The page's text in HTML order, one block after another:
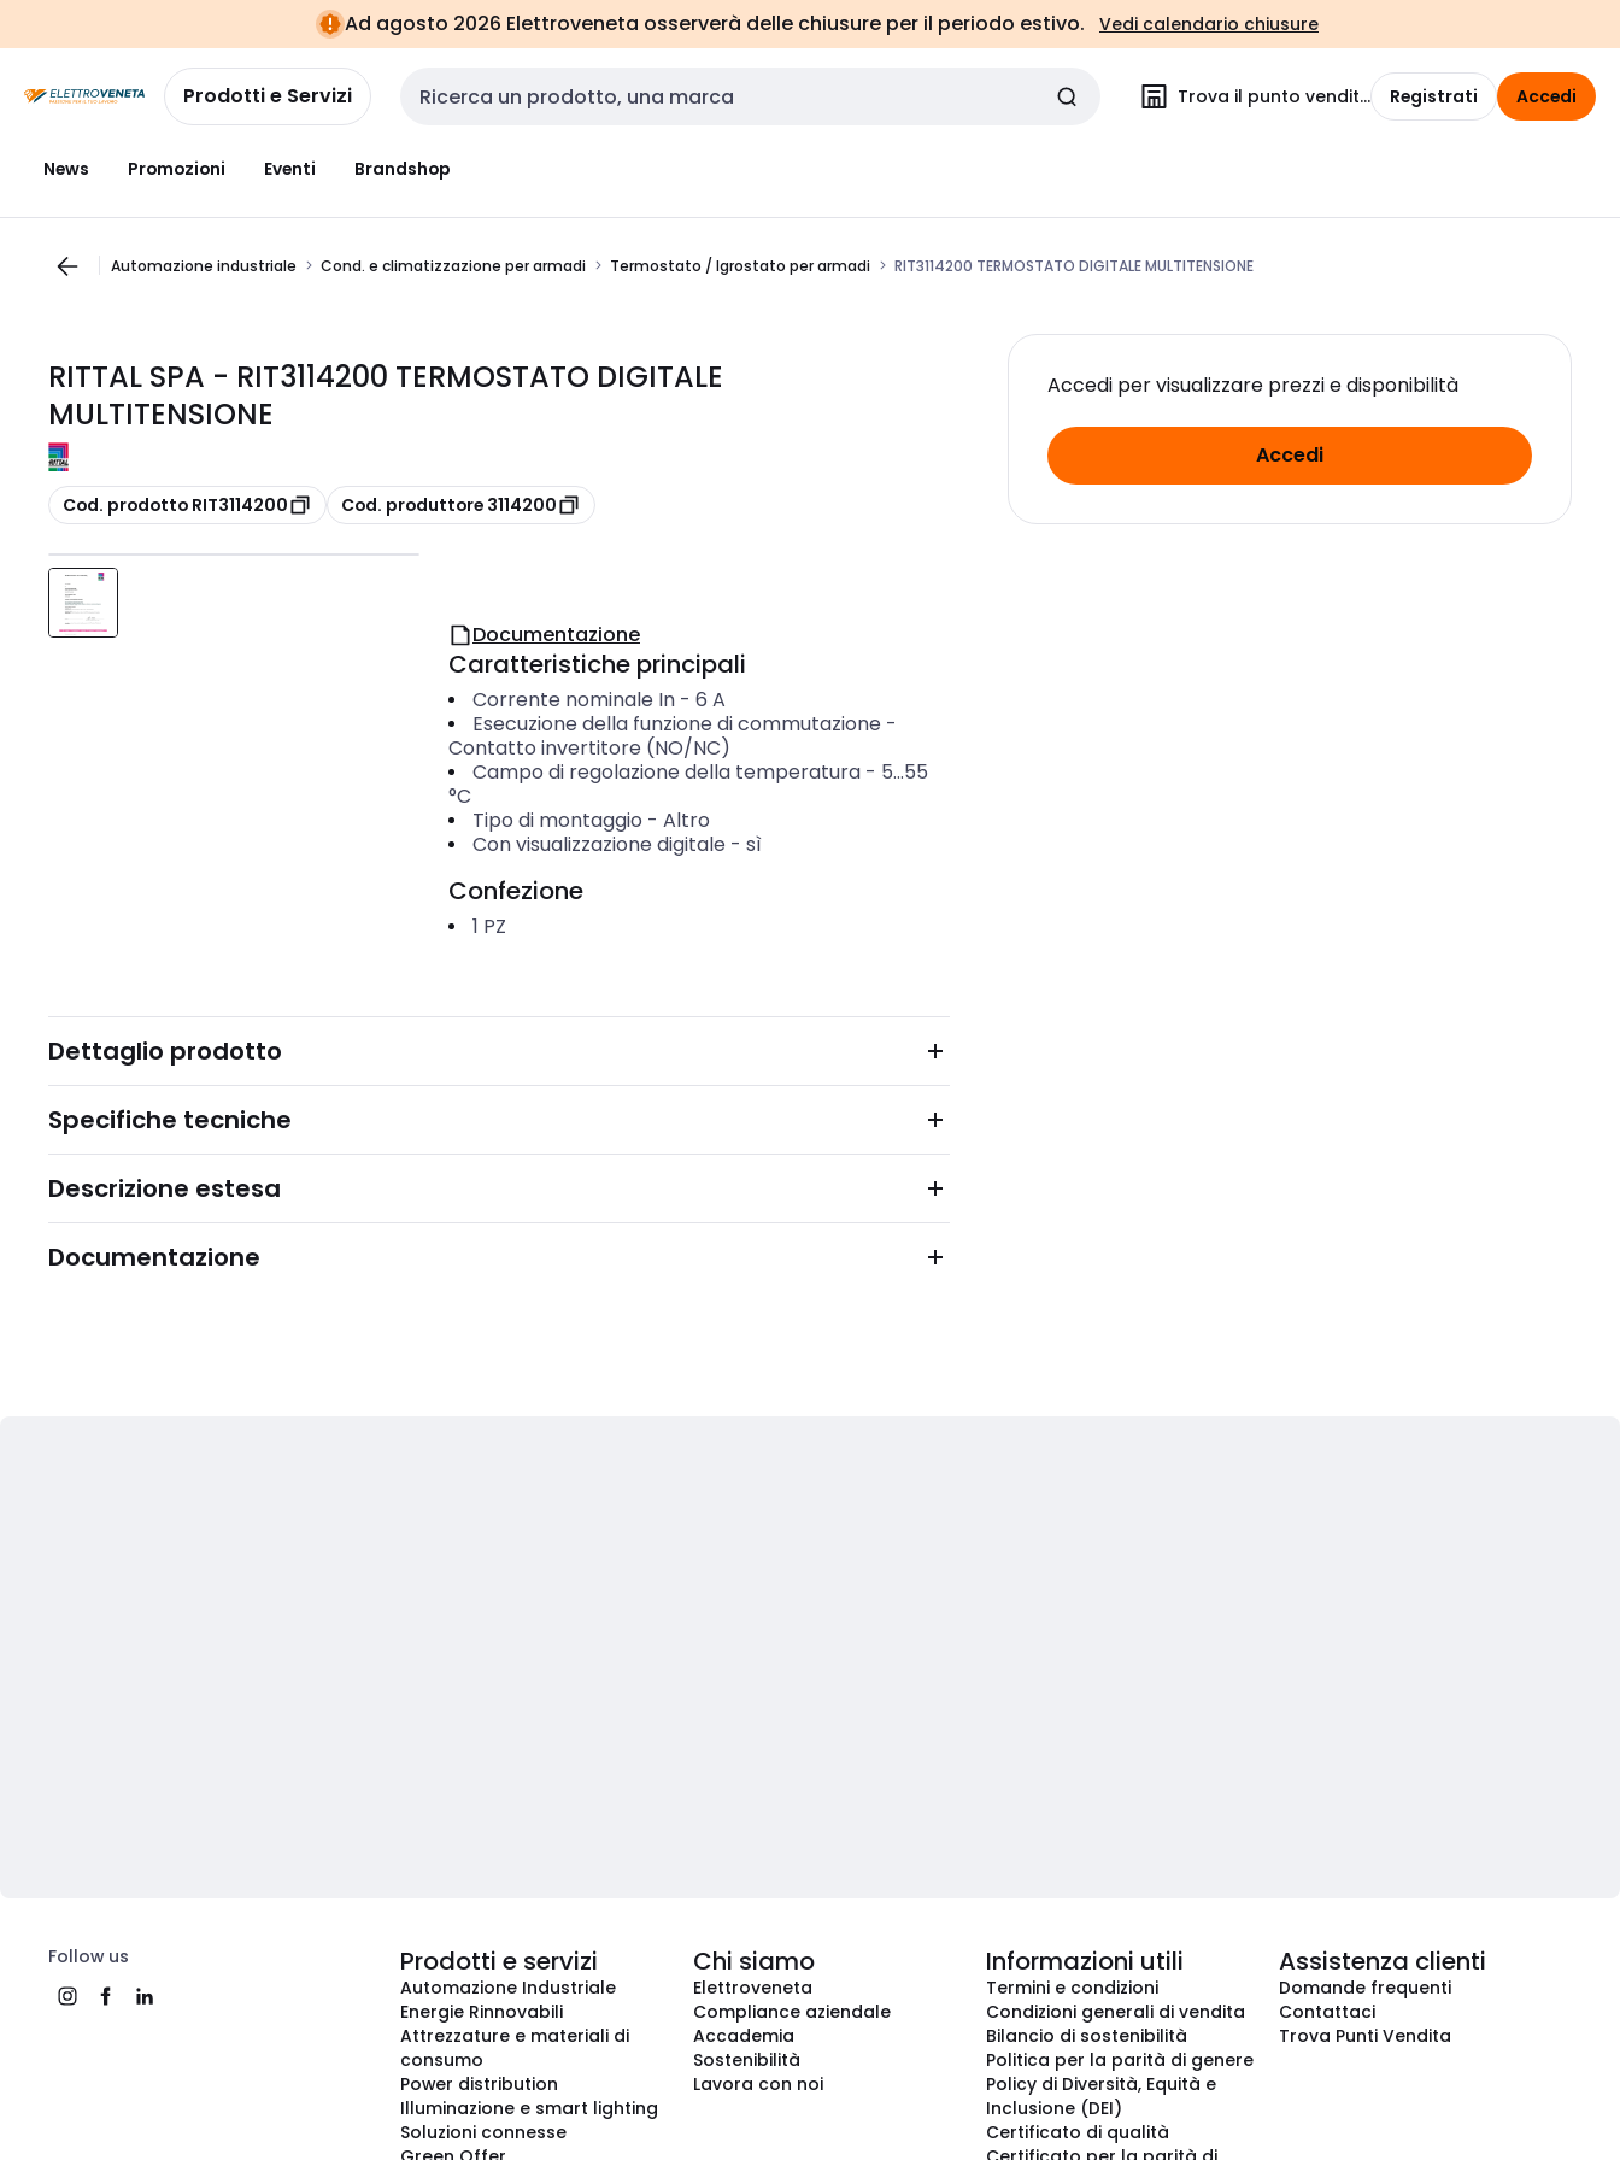
navigazionealla
pagina
Ad agosto 2026 Elettroveneta osserverà delle chiusure per il periodo estivo. Vedi calendario chiusure
Prodotti e Servizi Cerca input Trova il punto vendita Registrati Accedi
News Promozioni Eventi Brandshop
Automazione industriale Cond. e climatizzazione per armadi Termostato / Igrostato per armadi RIT3114200 TERMOSTATO DIGITALE MULTITENSIONE
RITTAL SPA - RIT3114200 TERMOSTATO DIGITALE
MULTITENSIONE
copia
Cod. prodotto RIT3114200 copia
Cod. produttore 3114200
Accedi per visualizzare prezzi e disponibilità
Accedi
Documentazione
Caratteristiche principali
Corrente nominale In- 6 A
Esecuzione della funzione di commutazione -
Contatto invertitore (NO/NC)
Campo di regolazione della temperatura- 5...55
°C
Tipo di montaggio - Altro
Con visualizzazione digitale - sì
Confezione
1 PZ
Dettaglio prodotto
Specifiche tecniche
Descrizione estesa
Documentazione
Follow us Prodotti e servizi
Automazione Industriale
Energie Rinnovabili
Attrezzature e materiali di
consumo
Power distribution
Illuminazione e smart lighting
Soluzioni connesse
Chi siamo
Elettroveneta
Compliance aziendale
Accademia
Sostenibilità
Lavora con noi
Informazioni utili
Termini e condizioni
Condizioni generali di vendita
Bilancio di sostenibilità
Politica per la parità di genere
Policy di Diversità, Equità e
Inclusione (DEI)
Certificato di qualità
Assistenza clienti
Domande frequenti
Contattaci
Trova Punti Vendita